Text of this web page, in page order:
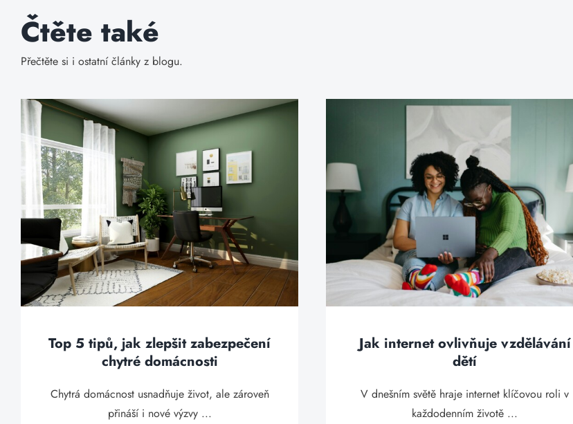
Čtěte také
Přečtěte si i ostatní články z blogu.
Top 5 tipů, jak zlepšit zabezpečení
chytré domácnosti
Chytrá domácnost usnadňuje život, ale zároveň
přináší i nové výzvy ...
Jak internet ovlivňuje vzdělávání
dětí
V dnešním světě hraje internet klíčovou roli v
každodenním životě ...